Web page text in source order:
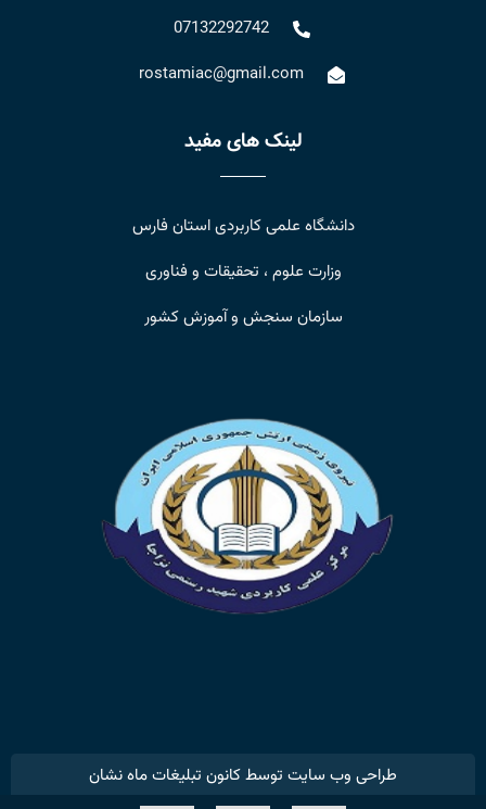
07132292742
rostamiac@gmail.com
لینک های مفید
دانشگاه علمی کاربردی استان فارس
وزارت علوم ، تحقیقات و فناوری
سازمان سنجش و آموزش کشور
طراحی وب سایت توسط کانون تبلیغات ماه نشان